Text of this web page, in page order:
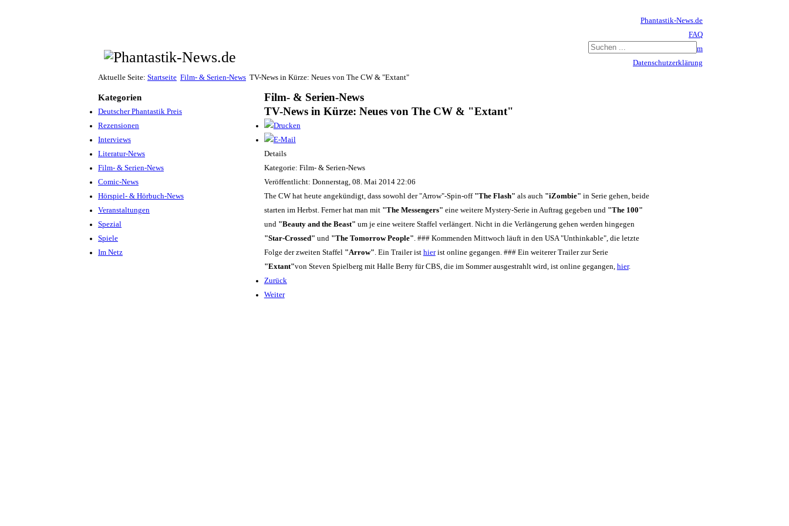
Phantastik-News.de
FAQ
Impressum
Datenschutzerklärung
Aktuelle Seite: Startseite Film- & Serien-News TV-News in Kürze: Neues von The CW & "Extant"
Kategorien
Deutscher Phantastik Preis
Rezensionen
Interviews
Literatur-News
Film- & Serien-News
Comic-News
Hörspiel- & Hörbuch-News
Veranstaltungen
Spezial
Spiele
Im Netz
Film- & Serien-News
TV-News in Kürze: Neues von The CW & "Extant"
Details
Kategorie: Film- & Serien-News
Veröffentlicht: Donnerstag, 08. Mai 2014 22:06
The CW hat heute angekündigt, dass sowohl der "Arrow"-Spin-off "The Flash" als auch "iZombie" in Serie gehen, beide
starten im Herbst. Ferner hat man mit "The Messengers" eine weitere Mystery-Serie in Auftrag gegeben und "The 100"
und "Beauty and the Beast" um je eine weitere Staffel verlängert. Nicht in die Verlängerung gehen werden hingegen
"Star-Crossed" und "The Tomorrow People" . ### Kommenden Mittwoch läuft in den USA "Unthinkable", die letzte
Folge der zweiten Staffel "Arrow" . Ein Trailer ist hierist online gegangen. ### Ein weiterer Trailer zur Serie
"Extant"von Steven Spielberg mit Halle Berry für CBS, die im Sommer ausgestrahlt wird, ist online gegangen, hier.
Zurück
Weiter